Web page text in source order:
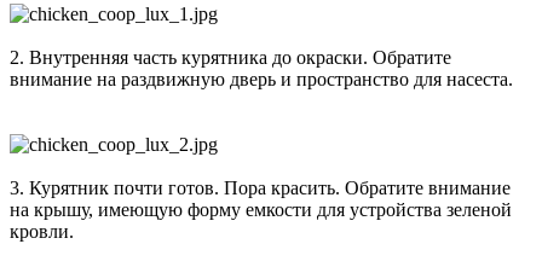
2. Внутренняя часть курятника до окраски. Обратите
внимание на раздвижную дверь и пространство для насеста.
3. Курятник почти готов. Пора красить. Обратите внимание
на крышу, имеющую форму емкости для устройства зеленой
кровли.